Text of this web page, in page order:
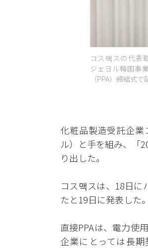
コス맥スの代表
ジェヨル韓国事
（PPA）締結式
化粧品製造受託企
ル）と手を組み、「
り出した。
コス맥スは、18日に
たと19日に発表した。
直接PPAは、電力使
企業にとっては長